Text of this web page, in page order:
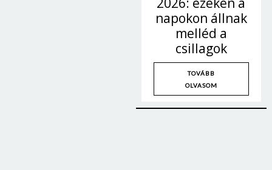
napokon állnak
melléd a
csillagok
TOVÁBB
OLVASOM
Borsonline bejelentkezés